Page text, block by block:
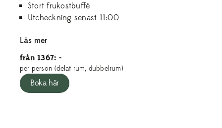
Stort frukostbuffé
Utcheckning senast 11:00
Läs mer
från 1367: -
per person (delat rum, dubbelrum)
Boka här